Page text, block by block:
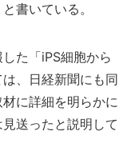
書いている。
た「iPS細胞から
、日経新聞にも同
に詳細を明らかに
送ったと説明して